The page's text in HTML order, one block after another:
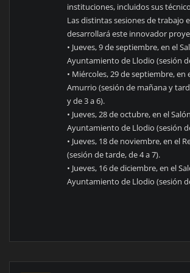
instituciones, incluidos sus
Las distintas sesiones de trabajo
desarrollará este innovador
• Jueves, 9 de septiembre, en el
Ayuntamiento de Llodio (sesión
• Miércoles, 29 de septiembre, en
Amurrio (sesión de mañana y
y de 3 a 6).
• Jueves, 28 de octubre, en el
Ayuntamiento de Llodio (sesión
• Jueves, 18 de noviembre, en el
(sesión de tarde, de 4 a 7).
• Jueves, 16 de diciembre, en el
Ayuntamiento de Llodio (sesión